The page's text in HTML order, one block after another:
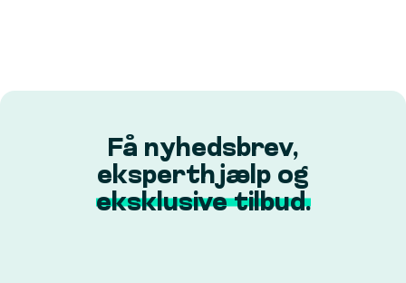
Få nyhedsbrev,
eksperthjælp og
eksklusive tilbud.